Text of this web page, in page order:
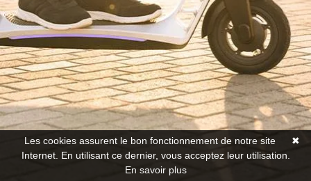
✖
Les cookies assurent le bon fonctionnement de notre site
Internet. En utilisant ce dernier, vous acceptez leur utilisation.
En savoir plus